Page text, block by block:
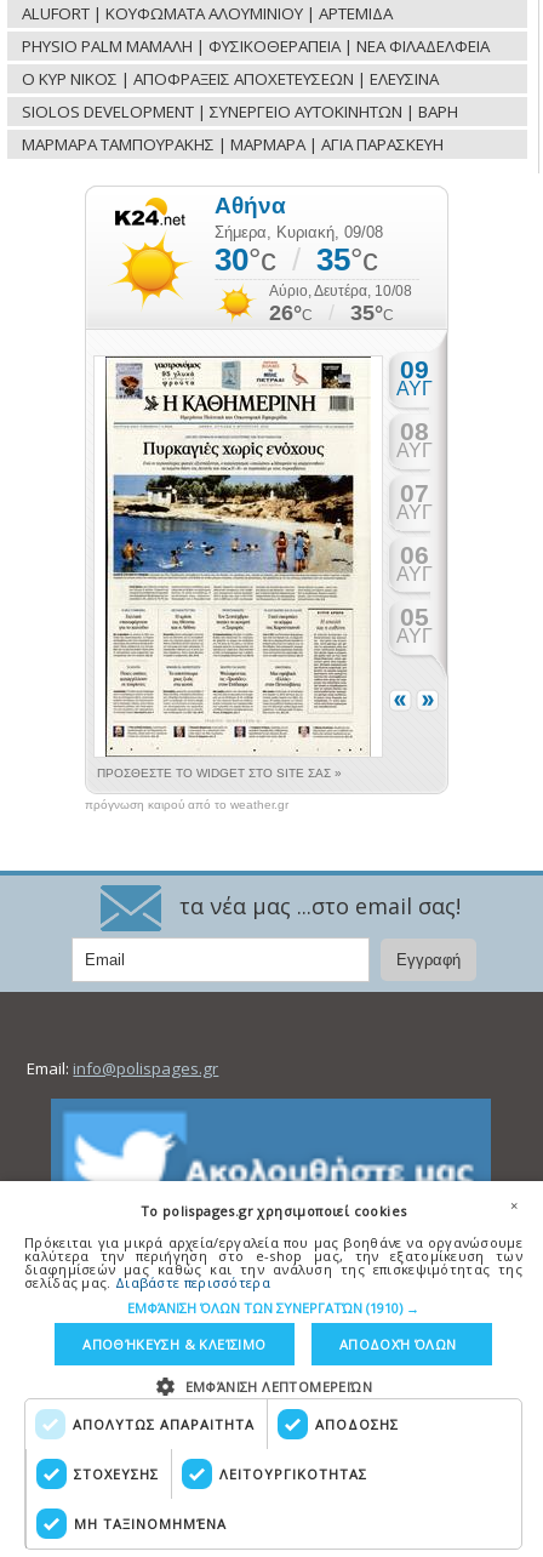
ALUFORT | ΚΟΥΦΩΜΑΤΑ ΑΛΟΥΜΙΝΙΟΥ | ΑΡΤΕΜΙΔΑ
PHYSIO PALM ΜΑΜΑΛΗ | ΦΥΣΙΚΟΘΕΡΑΠΕΙΑ | ΝΕΑ ΦΙΛΑΔΕΛΦΕΙΑ
Ο ΚΥΡ ΝΙΚΟΣ | ΑΠΟΦΡΑΞΕΙΣ ΑΠΟΧΕΤΕΥΣΕΩΝ | ΕΛΕΥΣΙΝΑ
SIOLOS DEVELOPMENT | ΣΥΝΕΡΓΕΙΟ ΑΥΤΟΚΙΝΗΤΩΝ | ΒΑΡΗ
ΜΑΡΜΑΡΑ ΤΑΜΠΟΥΡΑΚΗΣ | ΜΑΡΜΑΡΑ | ΑΓΙΑ ΠΑΡΑΣΚΕΥΗ
πρόγνωση καιρού από το weather.gr
τα νέα μας ...στο email σας!
Email: info@polispages.gr
Copyright © polispages.gr Κατασκευή ιστοσελίδων
×
To polispages.gr χρησιμοποιεί cookies
Πρόκειται για μικρά αρχεία/εργαλεία που μας βοηθάνε να οργανώσουμε
καλύτερα την περιήγηση στο e-shop μας, την εξατομίκευση των
διαφημίσεών μας καθώς και την ανάλυση της επισκεψιμότητας της
σελίδας μας. Διαβάστε περισσότερα
ΕΜΦΆΝΙΣΗ ΌΛΩΝ ΤΩΝ ΣΥΝΕΡΓΑΤΏΝ (1910) →
ΑΠΟΛΥΤΩΣ ΑΠΑΡΑΙΤΗΤΑ ΑΠΟΔΟΣΗΣ
ΣΤΟΧΕΥΣΗΣ ΛΕΙΤΟΥΡΓΙΚΟΤΗΤΑΣ
ΜΗ ΤΑΞΙΝΟΜΗΜΈΝΑ
ΑΠΟΘΉΚΕΥΣΗ & ΚΛΕΊΣΙΜΟ ΑΠΟΔΟΧΉ ΌΛΩΝ
ΕΜΦΆΝΙΣΗ ΛΕΠΤΟΜΕΡΕΙΏΝ